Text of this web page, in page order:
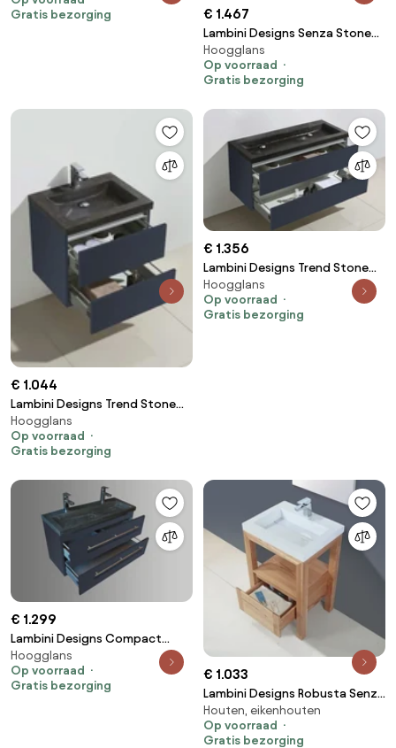
kraangat hoogglans antraciet
Gratis bezorging
€ 1.467
Lambini Designs Senza Stone
badkamermeubel hoogglans
wit 100cm, 2 kraangaten
Hoogglans
Op voorraad
Gratis bezorging
€ 1.044
Lambini Designs Trend Stone
badkamermeubel hoogglans
antraciet 60cm
Hoogglans
Op voorraad
Gratis bezorging
€ 1.356
Lambini Designs Trend Stone
badkamermeubel 120cm 0
kraangaten hoogglans
antraciet
Hoogglans
Op voorraad
Gratis bezorging
€ 1.299
Lambini Designs Compact
Stone badkamermeubel 100cm
2 kraangaten hoogglans
antraciet
Hoogglans
Op voorraad
Gratis bezorging
€ 1.033
Lambini Designs Robusta Senza
badkamermeubel eiken 60cm
Houten, eikenhouten
Op voorraad
Gratis bezorging